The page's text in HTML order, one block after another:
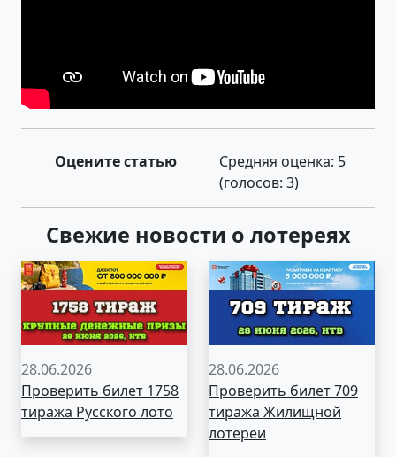
Оцените статью Средняя оценка: 5
(голосов: 3)
Свежие новости о лотереях
28.06.2026
Проверить билет 1758
тиража Русского лото
28.06.2026
Проверить билет 709
тиража Жилищной
лотереи